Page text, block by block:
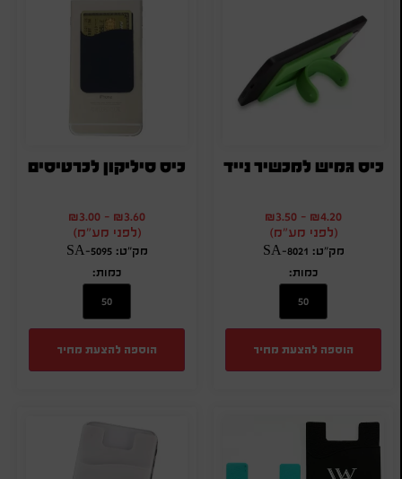
כיס גמיש למכשיר נייד
₪4.20
-
₪3.50
(לפני מע"מ)
מק"ט: SA-8021
כמות:
הוספה להצעת מחיר
כיס סיליקון לכרטיסים
₪3.60
-
₪3.00
(לפני מע"מ)
מק"ט: SA-5095
כמות:
הוספה להצעת מחיר